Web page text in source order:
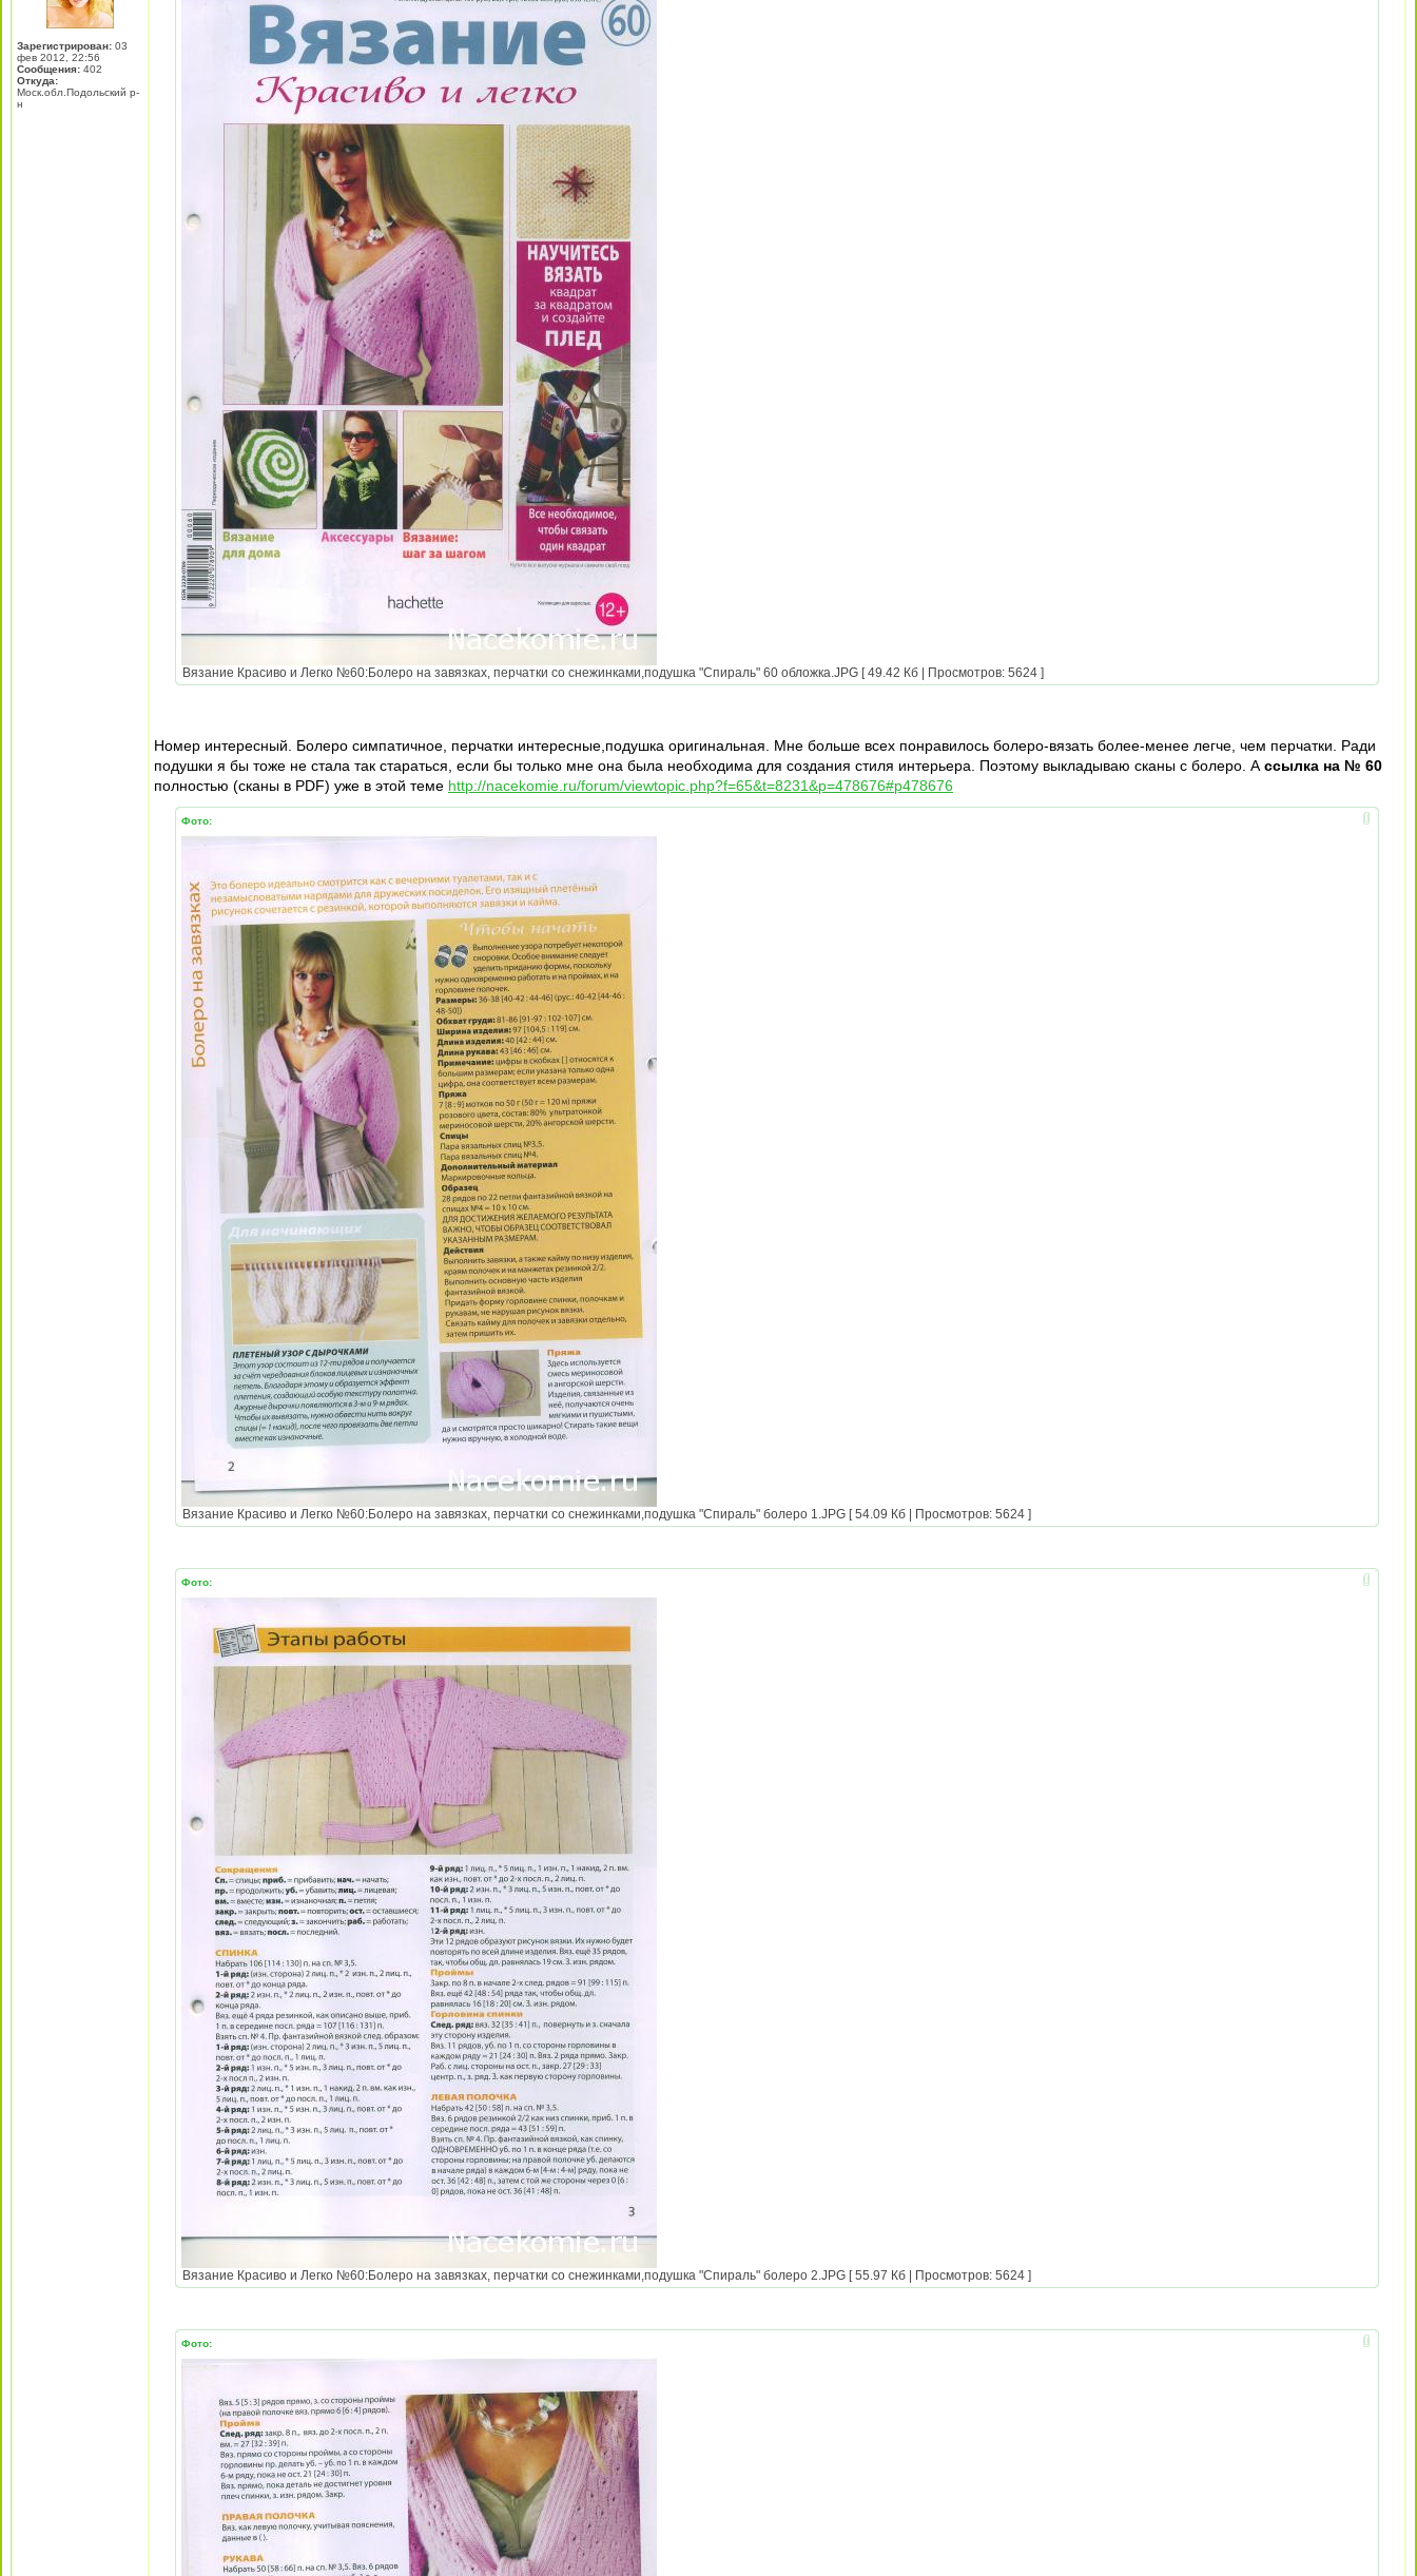
Зарегистрирован: 03
фев 2012, 22:56
Сообщения: 402
Откуда:
Моск.обл.Подольский р-
н
Вязание Красиво и Легко №60:Болеро на завязках, перчатки со снежинками,подушка "Спираль" 60 обложка.JPG [ 49.42 Кб | Просмотров: 5624 ]
Номер интересный. Болеро симпатичное, перчатки интересные,подушка оригинальная. Мне больше всех понравилось болеро-вязать более-менее легче, чем перчатки. Ради
подушки я бы тоже не стала так стараться, если бы только мне она была необходима для создания стиля интерьера. Поэтому выкладываю сканы с болеро. А ссылка на № 60
полностью (сканы в PDF) уже в этой теме http://nacekomie.ru/forum/viewtopic.php?f=65&t=8231&p=478676#p478676
Фото:
Вязание Красиво и Легко №60:Болеро на завязках, перчатки со снежинками,подушка "Спираль" болеро 1.JPG [ 54.09 Кб | Просмотров: 5624 ]
Фото:
Вязание Красиво и Легко №60:Болеро на завязках, перчатки со снежинками,подушка "Спираль" болеро 2.JPG [ 55.97 Кб | Просмотров: 5624 ]
Фото: